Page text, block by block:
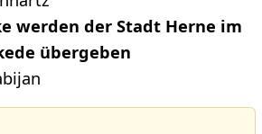
werden der Stadt Herne im
übergeben